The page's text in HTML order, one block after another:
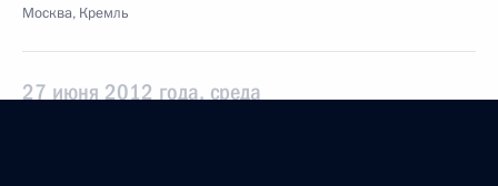
Москва, Кремль
27 июня 2012 года, среда